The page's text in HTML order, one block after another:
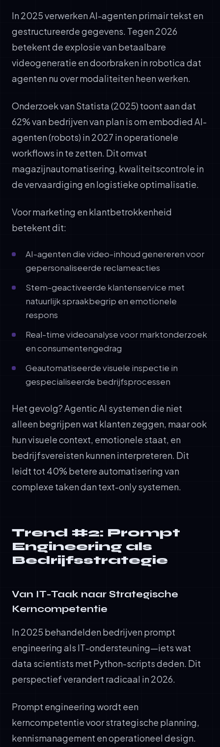
In 2025 verwerken AI-agenten primair tekst en
gestructureerde gegevens. Tegen 2026
betekent de explosie van betaalbare
videogeneratie en doorbraken in robotica dat
agenten nu over modaliteiten heen werken.
Onderzoek van Statista (2025) toont aan dat
62% van bedrijven van plan is om embodied AI-
agenten (robots) in 2027 in operationele
workflows in te zetten. Dit omvat
magazijnautomatisering, kwaliteitscontrole in
de vervaardiging en logistieke optimalisatie.
Voor marketing en klantbetrokkenheid
betekent dit:
AI-agenten die video-inhoud genereren voor
gepersonaliseerde reclameacties
Stem-geactiveerde klantenservice met
natuurlijk spraakbegrip en emotionele
respons
Real-time videoanalyse voor marktonderzoek
en consumentengedrag
Geautomatiseerde visuele inspectie in
gespecialiseerde bedrijfsprocessen
Het gevolg? Agentic AI systemen die niet
alleen begrijpen wat klanten zeggen, maar ook
hun visuele context, emotionele staat, en
bedrijfsvereisten kunnen interpreteren. Dit
leidt tot 40% betere automatisering van
complexe taken dan text-only systemen.
Trend #2: Prompt
Engineering als
Bedrijfsstrategie
Van IT-Taak naar Strategische
Kerncompetentie
In 2025 behandelden bedrijven prompt
engineering als IT-ondersteuning—iets wat
data scientists met Python-scripts deden. Dit
perspectief verandert radicaal in 2026.
Prompt engineering wordt een
kerncompetentie voor strategische planning,
kennismanagement en operationeel design.